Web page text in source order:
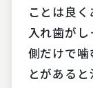
ことは良く
入れ歯が
側だけで噛
とがあると